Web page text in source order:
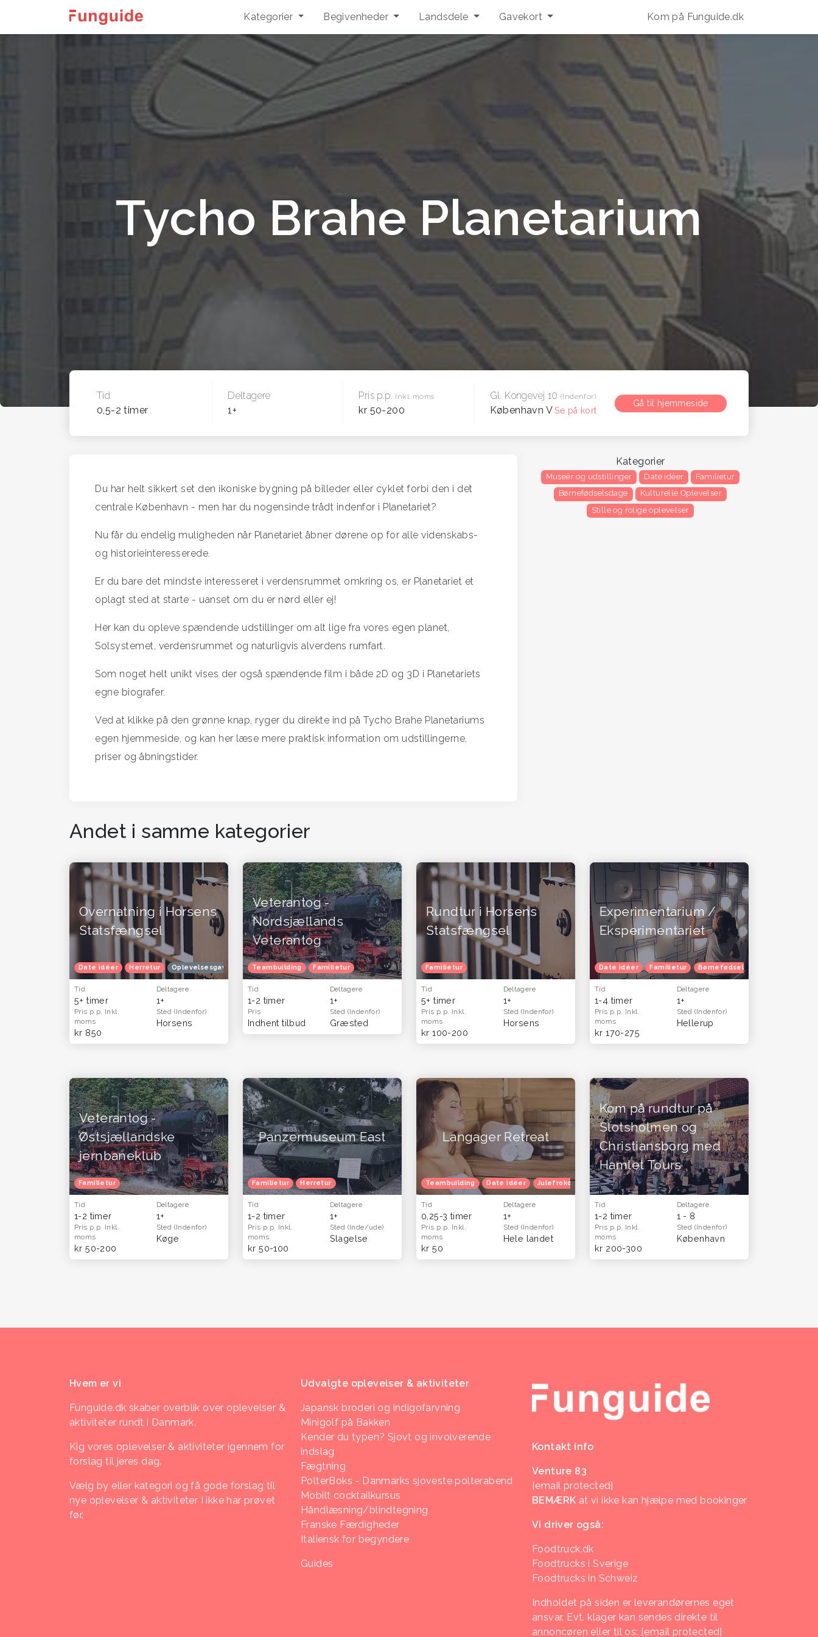
Kategorier Begivenheder Landsdele Gavekort Kom på Funguide.dk
Tycho Brahe Planetarium
Tid
0,5-2 timer
Deltagere
1+
Pris p.p. Inkl. moms
kr 50-200
Gl. Kongevej 10(Indenfor)
København V Se på kort
Gå til hjemmeside
Du har helt sikkert set den ikoniske bygning på billeder eller cyklet forbi den i det
centrale København - men har du nogensinde trådt indenfor i Planetariet?
Nu får du endelig muligheden når Planetariet åbner dørene op for alle videnskabs-
og historieinteresserede.
Er du bare det mindste interesseret i verdensrummet omkring os, er Planetariet et
oplagt sted at starte - uanset om du er nørd eller ej!
Her kan du opleve spændende udstillinger om alt lige fra vores egen planet,
Solsystemet, verdensrummet og naturligvis alverdens rumfart.
Som noget helt unikt vises der også spændende film i både 2D og 3D i Planetariets
egne biografer.
Ved at klikke på den grønne knap, ryger du direkte ind på Tycho Brahe Planetariums
egen hjemmeside, og kan her læse mere praktisk information om udstillingerne,
priser og åbningstider.
Kategorier
Museér og udstillinger Date idéer
Familietur
Børnefødselsdage
Kulturelle Oplevelser
Stille og rolige oplevelser
Andet i samme kategorier
Overnatning i Horsens
Statsfængsel
Date idéer Herretur Oplevelsesgavekort Oplevelsesgaver til ham og far - oplevelser og gavekort til mænd
Tid
5+ timer
Deltagere
1+
Pris p.p. Inkl.
moms
kr 850
Sted (Indenfor)
Horsens
Veterantog -
Nordsjællands
Veterantog
Teambuilding Familietur
Tid
1-2 timer
Deltagere
1+
Pris
Indhent tilbud
Sted (Indenfor)
Græsted
Rundtur i Horsens
Statsfængsel
Familietur
Tid
5+ timer
Deltagere
1+
Pris p.p. Inkl.
moms
kr 100-200
Sted (Indenfor)
Horsens
Experimentarium /
Eksperimentariet
Date idéer Familietur Børnefødselsdag
Tid
1-4 timer
Deltagere
1+
Pris p.p. Inkl.
moms
kr 170-275
Sted (Indenfor)
Hellerup
Veterantog -
Østsjællandske
jernbaneklub
Familietur
Tid
1-2 timer
Deltagere
1+
Pris p.p. Inkl.
moms
kr 50-200
Sted (Indenfor)
Køge
Panzermuseum East
Familietur Herretur
Tid
1-2 timer
Deltagere
1+
Pris p.p. Inkl.
moms
kr 50-100
Sted (Inde/ude)
Slagelse
Langager Retreat
Teambuilding Date idéer Julefrokost Venindetur
Tid
0,25-3 timer
Deltagere
1+
Pris p.p. Inkl.
moms
kr 50
Sted (Indenfor)
Hele landet
Kom på rundtur på
Slotsholmen og
Christiansborg med
Hamlet Tours
Tid
1-2 timer
Deltagere
1 - 8
Pris p.p. Inkl.
moms
kr 200-300
Sted (Indenfor)
København
Hvem er vi
Funguide.dk skaber overblik over oplevelser &
aktiviteter rundt i Danmark.
Kig vores oplevelser & aktiviteter igennem for
forslag til jeres dag.
Vælg by eller kategori og få gode forslag til
nye oplevelser & aktiviteter I ikke har prøvet
før.
Udvalgte oplevelser & aktiviteter
Japansk broderi og indigofarvning
Minigolf på Bakken
Kender du typen? Sjovt og involverende
indslag
Fægtning
PolterBoks - Danmarks sjoveste polterabend
Mobilt cocktailkursus
Håndlæsning/blindtegning
Franske Færdigheder
Italiensk for begyndere
Guides
Kontakt info
Venture 83
[email protected]
BEMÆRK at vi ikke kan hjælpe med bookinger
Vi driver også:
Foodtruck.dk
Foodtrucks i Sverige
Foodtrucks in Schweiz
Indholdet på siden er leverandørernes eget
ansvar. Evt. klager kan sendes direkte til
annoncøren eller til os: [email protected]